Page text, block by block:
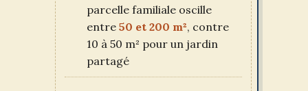
parcelle familiale oscille
entre 50 et 200 m², contre
10 à 50 m² pour un jardin
partagé